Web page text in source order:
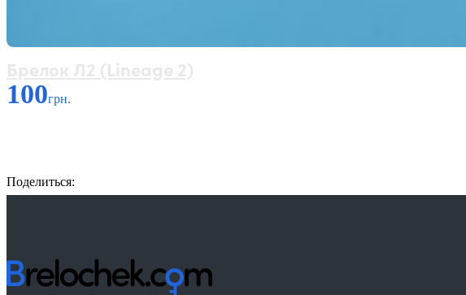
100грн.
Поделиться:
FacebookTwitter Email LinkedInCopy